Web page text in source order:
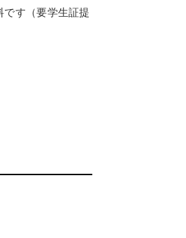
す（要学生証提